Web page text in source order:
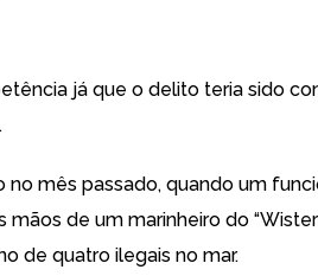
já que o delito teria sido
no mês passado, quando um
mãos de um marinheiro do
de quatro ilegais no mar.